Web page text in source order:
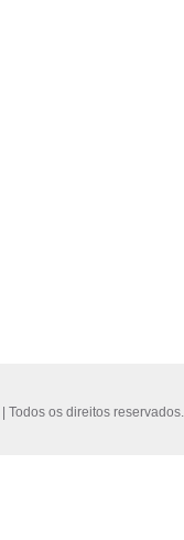
| Todos os direitos reservados.